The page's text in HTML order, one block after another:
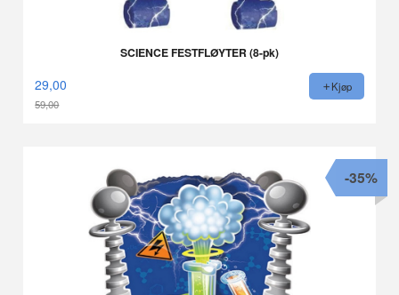
SCIENCE FESTFLØYTER (8-pk)
29,00
59,00
Kjøp
-35%